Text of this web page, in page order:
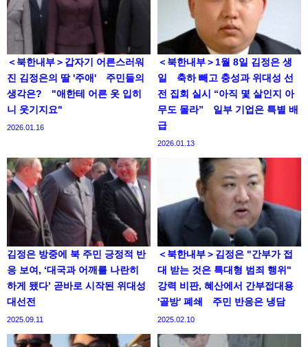
＜북한내부＞갑자기 어른스러워
진 김정은의 딸 '주애' 주민들의
생각은? "애한테 어른 옷 입히
니 웃기지요"
2026.01.16
＜북한내부＞1월 8일 김정은 생
일 축하 빼고 충성과 위대성 선
전 집회 실시 “아직 몇 살인지 아
무도 몰라” 일부 기업은 특별 배
급
2026.01.13
김정은 방중에 북 주민 긍정적 반
응 보여, ‘대국과 어깨를 나란히
하게 됐다’ 곧바로 시작된 위대성
대선전
2025.09.11
＜북한내부＞김정은 "간부가 접
대 받는 것은 특대형 범죄 행위"
강력 비판, 혜산에서 간부접대용
'골방' 폐쇄 주민 반응은 냉담
2025.02.10